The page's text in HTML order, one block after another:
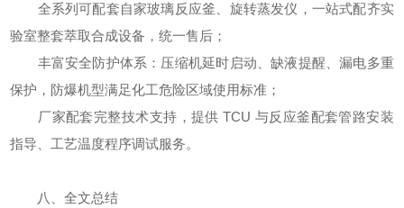
全系列可配套自家玻璃反应釜、旋转蒸发仪，一站式配齐实
验室整套萃取合成设备，统一售后；
丰富安全防护体系：压缩机延时启动、缺液提醒、漏电多重
保护，防爆机型满足化工危险区域使用标准；
厂家配套完整技术支持，提供 TCU 与反应釜配套管路安装
指导、工艺温度程序调试服务。
八、全文总结